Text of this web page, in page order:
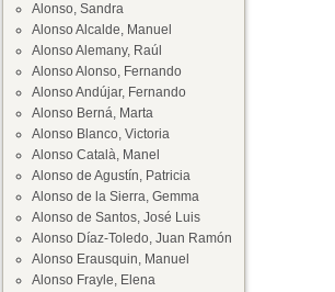
Alonso, Sandra
Alonso Alcalde, Manuel
Alonso Alemany, Raúl
Alonso Alonso, Fernando
Alonso Andújar, Fernando
Alonso Berná, Marta
Alonso Blanco, Victoria
Alonso Català, Manel
Alonso de Agustín, Patricia
Alonso de la Sierra, Gemma
Alonso de Santos, José Luis
Alonso Díaz-Toledo, Juan Ramón
Alonso Erausquin, Manuel
Alonso Frayle, Elena